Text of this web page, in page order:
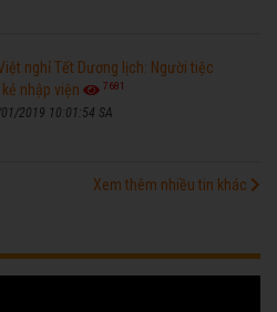
nghỉ Tết Dương lịch: Người tiệc
nhập viện
7681
2019 10:01:54 SA
Xem thêm nhiều tin khác